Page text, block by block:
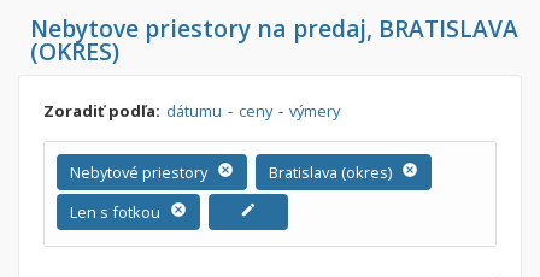
Predaj
Prenájom
Cena
Do: €
Lokalita
Nebytove priestory na predaj, BRATISLAVA
(OKRES)
Zoradiť podľa: dátumu - ceny - výmery
Nebytové priestory cancel Bratislava (okres) cancel
Len s fotkou cancel edit